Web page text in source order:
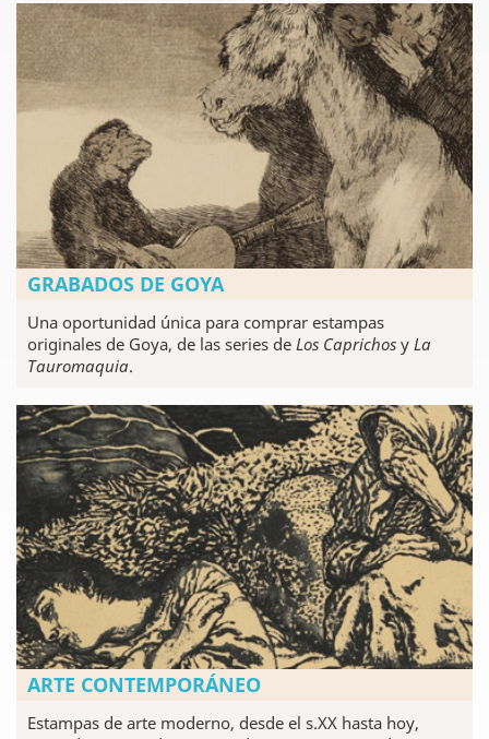
GRABADOS DE GOYA
Una oportunidad única para comprar estampas
originales de Goya, de las series de Los Caprichos y La
Tauromaquia.
ARTE CONTEMPORÁNEO
Estampas de arte moderno, desde el s.XX hasta hoy,